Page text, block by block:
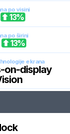
po visini
13%
po širini
13%
ekrana
on-display